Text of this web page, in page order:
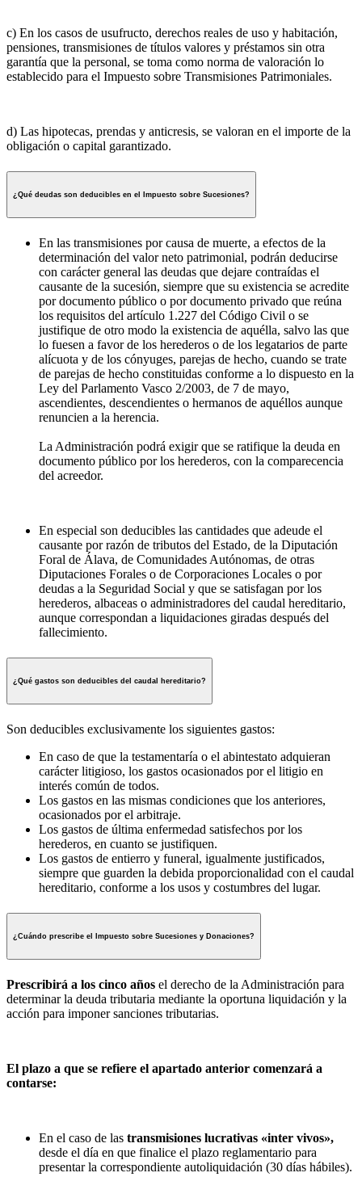
c) En los casos de usufructo, derechos reales de uso y habitación,
pensiones, transmisiones de títulos valores y préstamos sin otra
garantía que la personal, se toma como norma de valoración lo
establecido para el Impuesto sobre Transmisiones Patrimoniales.
d) Las hipotecas, prendas y anticresis, se valoran en el importe de la
obligación o capital garantizado.
¿Qué deudas son deducibles en el Impuesto sobre Sucesiones?
En las transmisiones por causa de muerte, a efectos de la
determinación del valor neto patrimonial, podrán deducirse
con carácter general las deudas que dejare contraídas el
causante de la sucesión, siempre que su existencia se acredite
por documento público o por documento privado que reúna
los requisitos del artículo 1.227 del Código Civil o se
justifique de otro modo la existencia de aquélla, salvo las que
lo fuesen a favor de los herederos o de los legatarios de parte
alícuota y de los cónyuges, parejas de hecho, cuando se trate
de parejas de hecho constituidas conforme a lo dispuesto en la
Ley del Parlamento Vasco 2/2003, de 7 de mayo,
ascendientes, descendientes o hermanos de aquéllos aunque
renuncien a la herencia.
La Administración podrá exigir que se ratifique la deuda en
documento público por los herederos, con la comparecencia
del acreedor.
En especial son deducibles las cantidades que adeude el
causante por razón de tributos del Estado, de la Diputación
Foral de Álava, de Comunidades Autónomas, de otras
Diputaciones Forales o de Corporaciones Locales o por
deudas a la Seguridad Social y que se satisfagan por los
herederos, albaceas o administradores del caudal hereditario,
aunque correspondan a liquidaciones giradas después del
fallecimiento.
¿Qué gastos son deducibles del caudal hereditario?
Son deducibles exclusivamente los siguientes gastos:
En caso de que la testamentaría o el abintestato adquieran
carácter litigioso, los gastos ocasionados por el litigio en
interés común de todos.
Los gastos en las mismas condiciones que los anteriores,
ocasionados por el arbitraje.
Los gastos de última enfermedad satisfechos por los
herederos, en cuanto se justifiquen.
Los gastos de entierro y funeral, igualmente justificados,
siempre que guarden la debida proporcionalidad con el caudal
hereditario, conforme a los usos y costumbres del lugar.
¿Cuándo prescribe el Impuesto sobre Sucesiones y Donaciones?
Prescribirá a los cinco años el derecho de la Administración para
determinar la deuda tributaria mediante la oportuna liquidación y la
acción para imponer sanciones tributarias.
El plazo a que se refiere el apartado anterior comenzará a
contarse:
En el caso de las transmisiones lucrativas «inter vivos»,
desde el día en que finalice el plazo reglamentario para
presentar la correspondiente autoliquidación (30 días hábiles).